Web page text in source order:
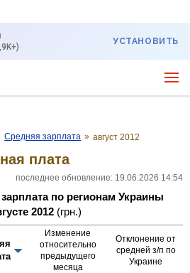
УСТАНОВИТЬ
Средняя зарплата » август 2012
плата
последнее обновление: 19.06.2026 14:54
по регионам Украины
2012 (грн.)
Изменение
относительно
предыдущего
месяца
Отклонение от
средней з/п по
Украине